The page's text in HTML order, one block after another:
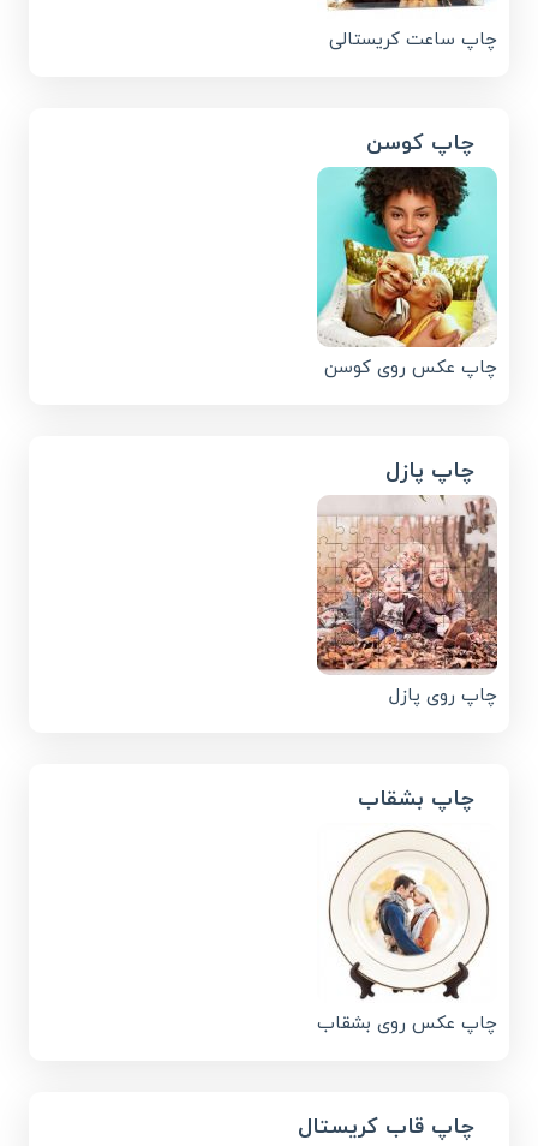
چاپ ساعت کریستالی
چاپ کوسن
چاپ عکس روی کوسن
چاپ پازل
چاپ روی پازل
چاپ بشقاب
چاپ عکس روی بشقاب
چاپ قاب کریستال